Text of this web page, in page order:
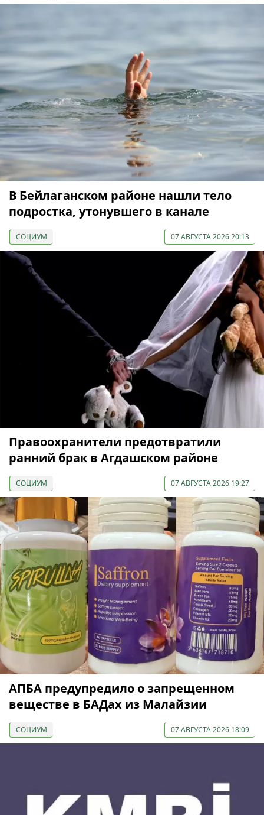
В Бейлаганском районе нашли тело
подростка, утонувшего в канале
СОЦИУМ 07 АВГУСТА 2026 20:13
Правоохранители предотвратили
ранний брак в Агдашском районе
СОЦИУМ 07 АВГУСТА 2026 19:27
АПБА предупредило о запрещенном
веществе в БАДах из Малайзии
СОЦИУМ 07 АВГУСТА 2026 18:09